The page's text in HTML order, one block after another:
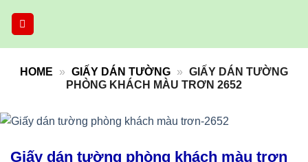
HOME » GIẤY DÁN TƯỜNG » GIẤY DÁN TƯỜNG
PHÒNG KHÁCH MÀU TRƠN 2652
Giấy dán tường phòng khách màu trơn